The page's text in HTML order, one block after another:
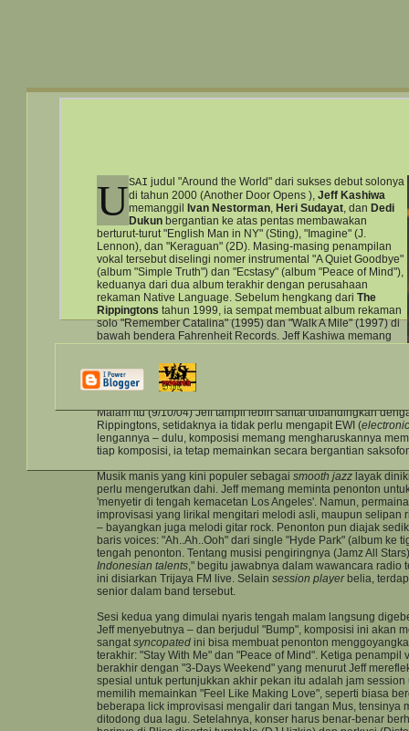
USAI judul "Around the World" dari sukses debut solonya
di tahun 2000 (Another Door Opens ),Jeff Kashiwa
memanggilIvan Nestorman Heri Sudayat , danDedi
Dukun bergantian ke atas pentas membawakan
berturut-turut "English Man in NY" (Sting), "Imagine" (J.
Lennon), dan "Keraguan" (2D). Masing-masing penampilan
vokal tersebut diselingi nomer instrumental "A Quiet Goodbye"
(album "Simple Truth") dan "Ecstasy" (album "Peace of Mind"),
keduanya dari dua album terakhir dengan perusahaan
rekaman Native Language. Sebelum hengkang dariThe
Rippingtons tahun 1999, ia sempat membuat album rekaman
solo "Remember Catalina" (1995) dan "Walk A Mile" (1997) di
bawah bendera Fahrenheit Records. Jeff Kashiwa memang
lebih dikenal sebagai anggota grup – yang kemudian meroket
– tersebut sehingga Jamz merasa perlu memasang tag
" saxophonist of the Rippingtons
'04).
Malam itu (9/10/04) Jeff tampil lebih santai dibandingkan
Rippingtons, setidaknya ia tidak perlu mengapit EWI (
lengannya – dulu, komposisi memang mengharuskannya
tiap komposisi, ia tetap memainkan secara bergantian
Musik manis yang kini populer sebagaismooth jazz layak
perlu mengerutkan dahi. Jeff memang meminta penonton
'menyetir di tengah kemacetan Los Angeles'. Namun,
improvisasi yang lirikal mengitari melodi asli, maupun selipan
– bayangkan juga melodi gitar rock. Penonton pun diajak
baris voices: "Ah..Ah..Ooh" dari single "Hyde Park" (album ke
tengah penonton. Tentang musisi pengiringnya (Jamz All
Indonesian talents ," begitu jawabnya dalam wawancara
ini disiarkan Trijaya FM live. Selainsession playerbelia,
senior dalam band tersebut.
Sesi kedua yang dimulai nyaris tengah malam langsung
Jeff menyebutnya – dan berjudul "Bump", komposisi ini akan
sangatsyncopated ini bisa membuat penonton
terakhir: "Stay With Me" dan "Peace of Mind". Ketiga
berakhir dengan "3-Days Weekend" yang menurut Jeff
spesial untuk pertunjukkan akhir pekan itu adalah jam
memilih memainkan "Feel Like Making Love", seperti biasa
beberapa lick improvisasi mengalir dari tangan Mus, tensinya
ditodong dua lagu. Setelahnya, konser harus benar-benar